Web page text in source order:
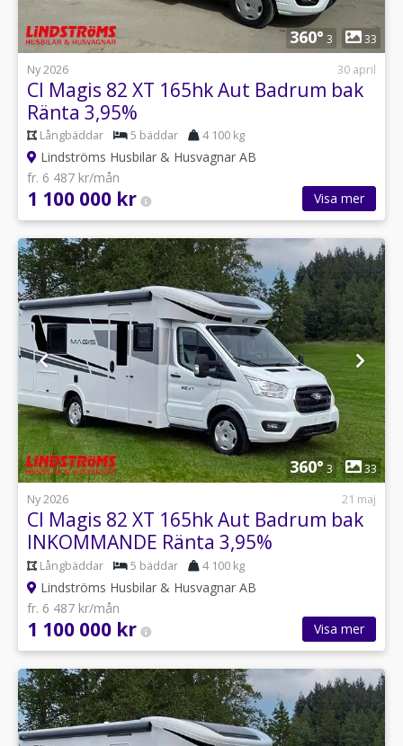
360°3
33
Ny 2026
30 april
CI Magis 82 XT 165hk Aut Badrum bak
Ränta 3,95%
Långbäddar 5 bäddar 4 100 kg
Lindströms Husbilar & Husvagnar AB
fr. 6 487 kr/mån
1 100 000 kr Visa mer
1 360°3
33
Ny 2026
21 maj
CI Magis 82 XT 165hk Aut Badrum bak
INKOMMANDE Ränta 3,95%
Långbäddar 5 bäddar 4 100 kg
Lindströms Husbilar & Husvagnar AB
fr. 6 487 kr/mån
1 100 000 kr Visa mer